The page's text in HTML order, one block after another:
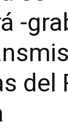
-
del